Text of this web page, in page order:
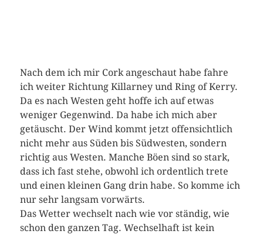
Nach dem ich mir Cork angeschaut habe fahre
ich weiter Richtung Killarney und Ring of Kerry.
Da es nach Westen geht hoffe ich auf etwas
weniger Gegenwind. Da habe ich mich aber
getäuscht. Der Wind kommt jetzt offensichtlich
nicht mehr aus Süden bis Südwesten, sondern
richtig aus Westen. Manche Böen sind so stark,
dass ich fast stehe, obwohl ich ordentlich trete
und einen kleinen Gang drin habe. So komme ich
nur sehr langsam vorwärts.
Das Wetter wechselt nach wie vor ständig, wie
schon den ganzen Tag. Wechselhaft ist kein